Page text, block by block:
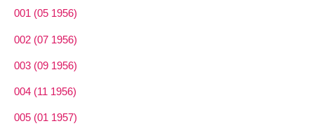
001 (05 1956)
002 (07 1956)
003 (09 1956)
004 (11 1956)
005 (01 1957)